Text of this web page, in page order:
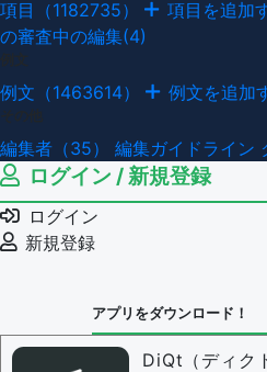
項目（1182735） 項目を追加
の審査中の編集(4)
例文（1463614） 例文を追加
編集者（35） 編集ガイドライン
ログイン / 新規登録
ログイン
新規登録
アプリをダウンロード！
DiQt（ディク